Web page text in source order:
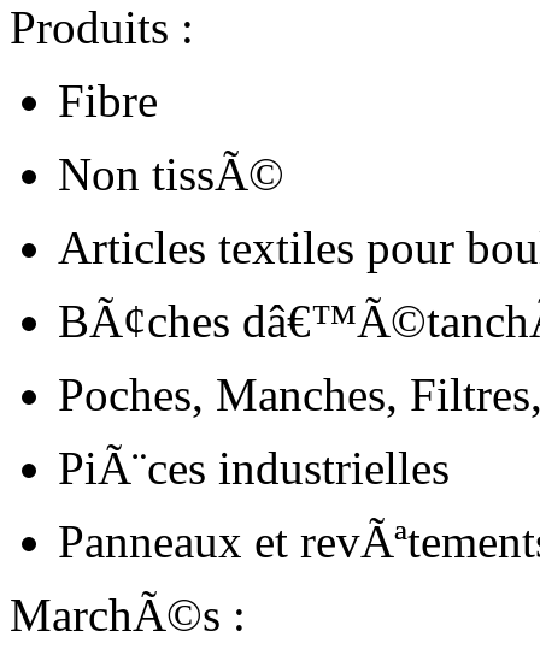
Produits :
Fibre
Non tissÃ©
Articles textiles pour
BÃ¢ches
Poches, Manches,
PiÃ¨ces industrielles
Panneaux et
MarchÃ©s :